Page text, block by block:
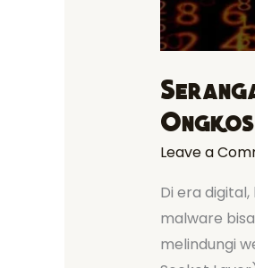
Leave a
Di era
malware
melindungi